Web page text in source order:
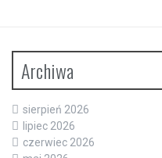
Archiwa
sierpień 2026
lipiec 2026
czerwiec 2026